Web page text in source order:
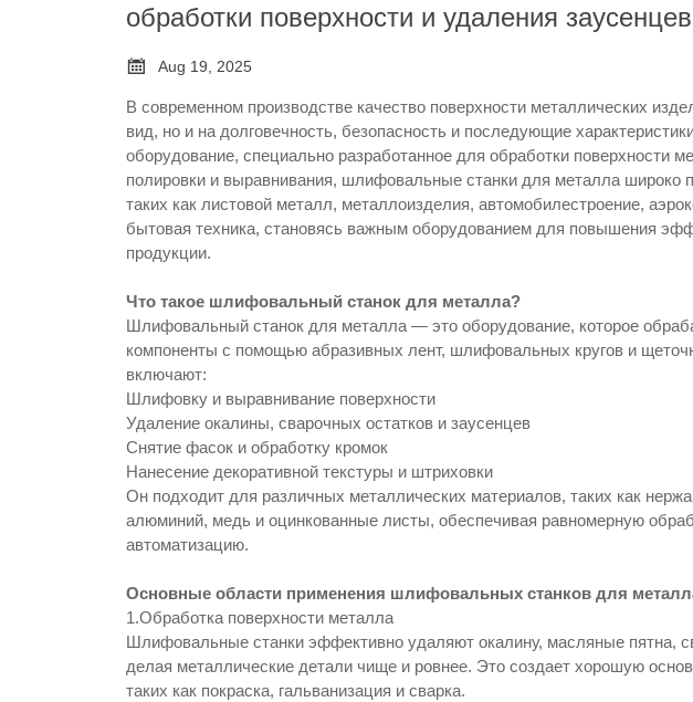
обработки поверхности и удаления заусенцев
 Aug 19, 2025
В современном производстве качество поверхности металлических
вид, но и на долговечность, безопасность и последующие
оборудование, специально разработанное для обработки поверхности
полировки и выравнивания, шлифовальные станки для металла широко
таких как листовой металл, металлоизделия, автомобилестроение,
бытовая техника, становясь важным оборудованием для повышения
продукции.
Что такое шлифовальный станок для металла?
Шлифовальный станок для металла — это оборудование, которое
компоненты с помощью абразивных лент, шлифовальных кругов и
включают:
Шлифовку и выравнивание поверхности
Удаление окалины, сварочных остатков и заусенцев
Снятие фасок и обработку кромок
Нанесение декоративной текстуры и штриховки
Он подходит для различных металлических материалов, таких как
алюминий, медь и оцинкованные листы, обеспечивая равномерную
автоматизацию.
Основные области применения шлифовальных станков для
1.Обработка поверхности металла
Шлифовальные станки эффективно удаляют окалину, масляные пятна,
делая металлические детали чище и ровнее. Это создает хорошую
таких как покраска, гальванизация и сварка.